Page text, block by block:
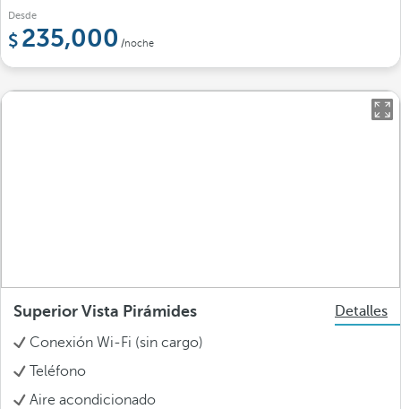
Desde
235,000 /noche
Superior Vista Pirámides
Detalles
Conexión Wi-Fi (sin cargo)
Teléfono
Aire acondicionado